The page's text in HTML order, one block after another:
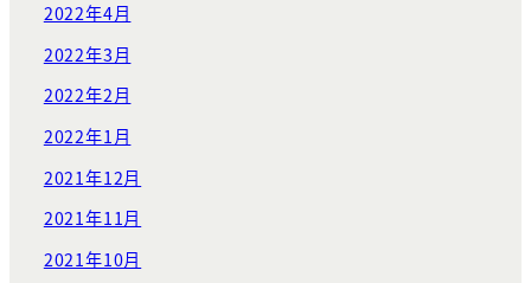
2022年4月
2022年3月
2022年2月
2022年1月
2021年12月
2021年11月
2021年10月